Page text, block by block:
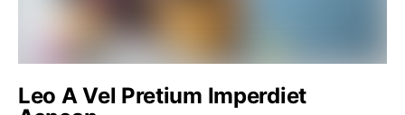
Leo A Vel Pretium Imperdiet